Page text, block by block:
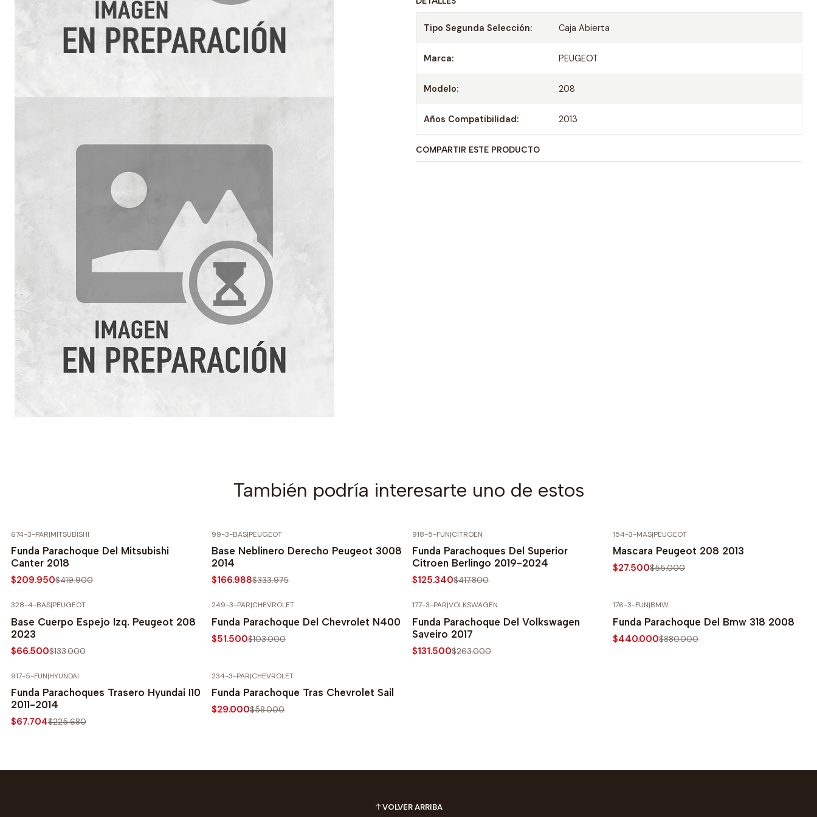
Tipo Segunda Selección: Caja Abierta
Marca: PEUGEOT
Modelo: 208
Años Compatibilidad: 2013
COMPARTIR ESTE PRODUCTO
También podría interesarte uno de estos
674-3-PAR|MITSUBISHI
Funda Parachoque Del Mitsubishi
Canter 2018
$209.950$419.900
99-3-BAS|PEUGEOT
Base Neblinero Derecho Peugeot 3008
2014
$166.988$333.975
918-5-FUN|CITROEN
Funda Parachoques Del Superior
Citroen Berlingo 2019-2024
$125.340$417.800
154-3-MAS|PEUGEOT
Mascara Peugeot 208 2013
$27.500$55.000
328-4-BAS|PEUGEOT
Base Cuerpo Espejo Izq. Peugeot 208
2023
$66.500$133.000
249-3-PAR|CHEVROLET
Funda Parachoque Del Chevrolet N400
$51.500$103.000
177-3-PAR|VOLKSWAGEN
Funda Parachoque Del Volkswagen
Saveiro 2017
$131.500$263.000
176-3-FUN|BMW
Funda Parachoque Del Bmw 318 2008
$440.000$880.000
917-5-FUN|HYUNDAI
Funda Parachoques Trasero Hyundai I10
2011-2014
$67.704$225.680
234-3-PAR|CHEVROLET
Funda Parachoque Tras Chevrolet Sail
$29.000$58.000
VOLVER ARRIBA